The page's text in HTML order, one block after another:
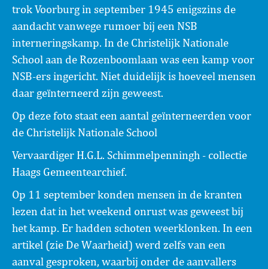
trok Voorburg in september 1945 enigszins de
aandacht vanwege rumoer bij een NSB
interneringskamp. In de Christelijk Nationale
School aan de Rozenboomlaan was een kamp voor
NSB-ers ingericht. Niet duidelijk is hoeveel mensen
daar geïnterneerd zijn geweest.
Op deze foto staat een aantal geïnterneerden voor
de Christelijk Nationale School
Vervaardiger H.G.L. Schimmelpenningh - collectie
Haags Gemeentearchief.
Op 11 september konden mensen in de kranten
lezen dat in het weekend onrust was geweest bij
het kamp. Er hadden schoten weerklonken. In een
artikel (zie De Waarheid) werd zelfs van een
aanval gesproken, waarbij onder de aanvallers